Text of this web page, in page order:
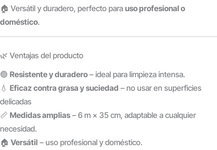
🏠 Versátil y duradero, perfecto para uso profesional o
doméstico.
🌿 Ventajas del producto
🟢 Resistente y duradero – ideal para limpieza intensa.
💧 Eficaz contra grasa y suciedad – no usar en superficies
delicadas
📏 Medidas amplias – 6 m × 35 cm, adaptable a cualquier
necesidad.
🏠 Versátil – uso profesional y doméstico.